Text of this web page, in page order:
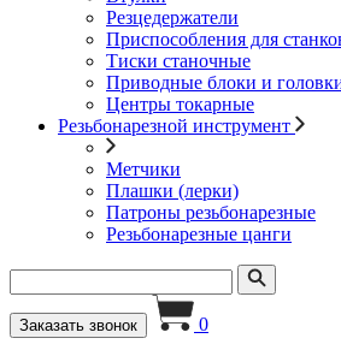
Резцедержатели
Приспособления для
Тиски станочные
Приводные блоки и
Центры токарные
Резьбонарезной инструмент
Метчики
Плашки (лерки)
Патроны резьбонарезные
Резьбонарезные цанги
Заказать звонок 0